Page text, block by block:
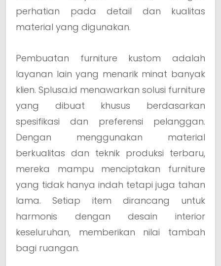
perhatian pada detail dan kualitas
material yang digunakan.
Pembuatan furniture kustom adalah
layanan lain yang menarik minat banyak
klien. Splusa.id menawarkan solusi furniture
yang dibuat khusus berdasarkan
spesifikasi dan preferensi pelanggan.
Dengan menggunakan material
berkualitas dan teknik produksi terbaru,
mereka mampu menciptakan furniture
yang tidak hanya indah tetapi juga tahan
lama. Setiap item dirancang untuk
harmonis dengan desain interior
keseluruhan, memberikan nilai tambah
bagi ruangan.